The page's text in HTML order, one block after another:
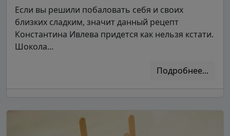
Если вы решили побаловать себя и своих
близких сладким, значит данный рецепт
Константина Ивлева придется как нельзя кстати.
Шокола...
Подробнее...